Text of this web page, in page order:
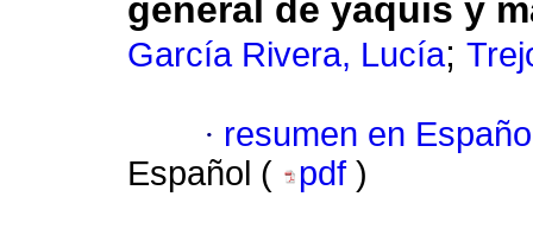
general de yaquis y
García Rivera, Lucía;
· resumen en
Español (
pdf )